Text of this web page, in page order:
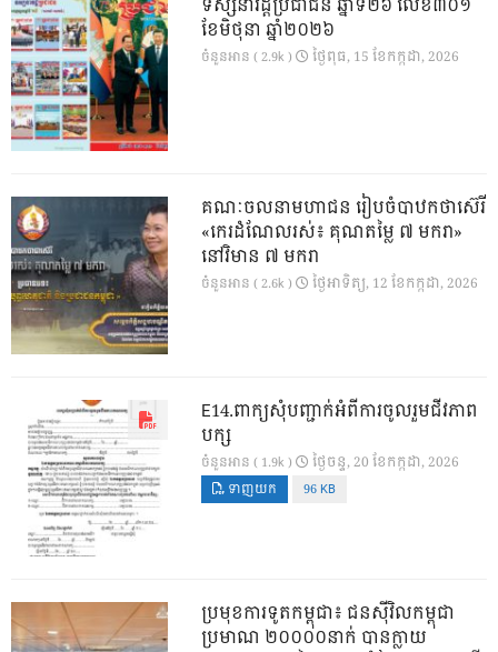
ទស្សនាវដ្ដីប្រជាជន ឆ្នាំទី២៦ លេខ៣០១
ខែមិថុនា ឆ្នាំ២០២៦
ចំនួនអាន ( 2.9k ) ថ្ងៃ​ពុធ, 15 ខែ​កក្កដា, 2026
គណៈចលនាមហាជន រៀបចំបាឋកថាស៊េរី
«កេរដំណែលរស់៖ គុណតម្លៃ ៧ មករា»
នៅវិមាន ៧ មករា
ចំនួនអាន ( 2.6k ) ថ្ងៃ​អាទិត្យ, 12 ខែ​កក្កដា, 2026
E14.ពាក្យសុំបញ្ជាក់អំពីការចូលរួមជីវភាព
បក្ស
ចំនួនអាន ( 1.9k ) ថ្ងៃ​ចន្ទ, 20 ខែ​កក្កដា, 2026
ទាញយក 96 KB
ប្រមុខការទូតកម្ពុជា៖ ជនស៊ីវិលកម្ពុជា
ប្រមាណ ២០០០០នាក់ បានក្លាយ